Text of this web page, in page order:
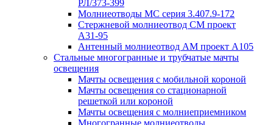
РЛ/373-399
Молниеотводы МС серия 3.407.9-172
Стержневой молниеотвод СМ проект
А31-95
Антенный молниеотвод АМ проект А105
Стальные многогранные и трубчатые мачты
освещения
Мачты освещения с мобильной короной
Мачты освещения со стационарной
решеткой или короной
Мачты освещения с молниеприемником
Многогранные молниеотводы